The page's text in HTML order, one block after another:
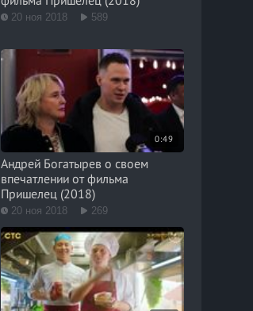
20 ноя 2018 589
0:49
Андрей Богатырев о своем
впечатлении от фильма
Пришелец (2018)
20 ноя 2018 269